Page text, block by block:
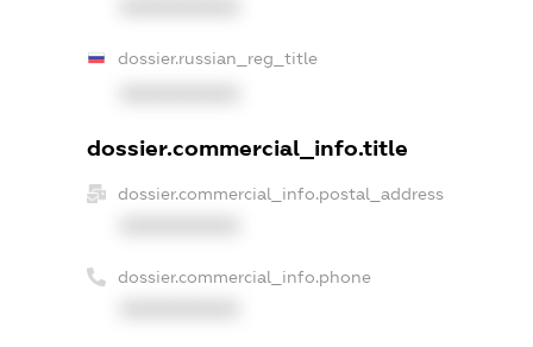
dossier.russian_reg_title
dossier.commercial_info.title
dossier.commercial_info.postal_address
dossier.commercial_info.phone